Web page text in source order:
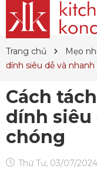
Trang chủ Mẹo
dính siêu dễ và
Cách
dính siêu
chóng
Thứ Tư, 03/07/2024